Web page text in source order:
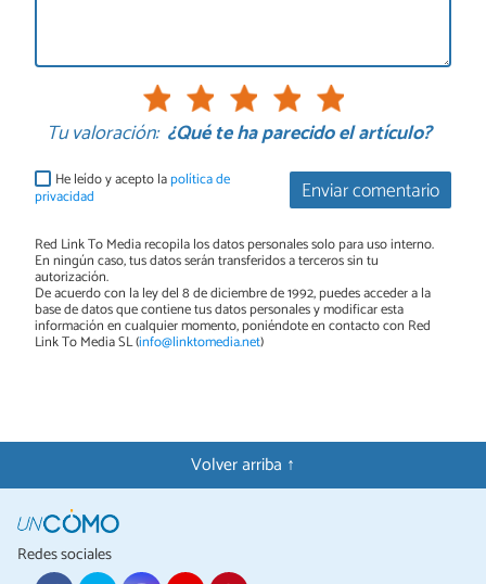
Tu valoración: ¿Qué te ha parecido el artículo?
Enviar comentario
He leído y acepto lapolítica de
privacidad
Red Link To Media recopila los datos personales solo para uso interno.
En ningún caso, tus datos serán transferidos a terceros sin tu
autorización.
De acuerdo con la ley del 8 de diciembre de 1992, puedes acceder a la
base de datos que contiene tus datos personales y modificar esta
información en cualquier momento, poniéndote en contacto con Red
Link To Media SL (info@linktomedia.net)
Volver arriba ↑
Redes sociales